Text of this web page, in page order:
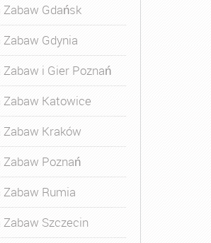
Gdańsk
Gdynia
i Gier Poznań
Katowice
Kraków
Poznań
Rumia
Szczecin